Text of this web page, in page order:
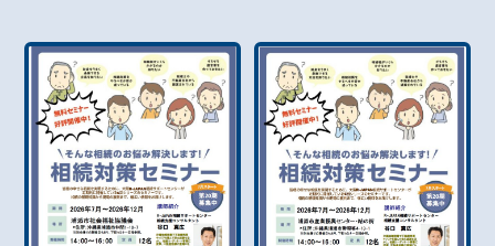
来店も安心です。 浦添店・南風原店・豊見城店 同時
開催！ 本キャンペーンは、ハウスドゥ サンパーク通
り浦添をメイン店舗として、南風原店豊見城店の3店
舗同時開催となっております📍お近くの店舗へ、お気
軽にお立ち寄りください。 ハウスドゥ サンパーク通
り浦添が選ばれる理由 当店では、浦添市を中心とし
た地域密着の不動産会社として、お客様一人ひとりの
覇市の地域特性や最新の市場動向を踏まえ、お客様の
ご状況に合わせた 最適な売却プランをご提案してお
ります。 🔍 新年は「不動産売却の準備」に最適なタ
イミングです 新年は、「今年こそ不動産を売却した
い」「将来に向けて整理しておきたい」と考え始める
方が多い時期です。 ✔ 今の不動産価格を知りたい✔
売却のベストタイミングを相談したい✔ 他社の査定内